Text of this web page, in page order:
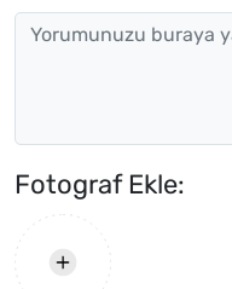
Fotograf Ekle: